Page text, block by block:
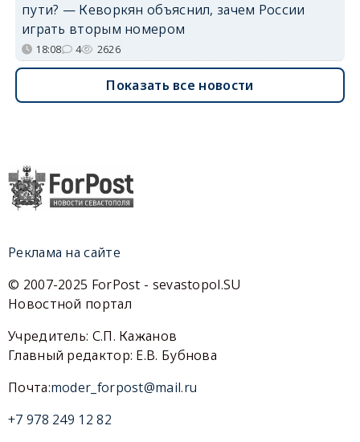
пути? — Кеворкян объяснил, зачем России
играть вторым номером
18:08 4 2626
Показать все новости
Реклама на сайте
© 2007-2025 ForPost - sevastopol.SU
Новостной портал
Учредитель: С.П. Кажанов
Главный редактор: Е.В. Бубнова
Почта:moder_forpost@mail.ru
+7 978 249 12 82